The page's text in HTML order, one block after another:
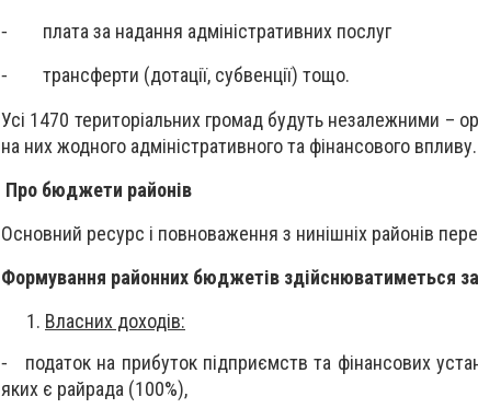
⁃ плата за надання адміністративних послуг
⁃ трансферти (дотації, субвенції) тощо.
Усі 1470 територіальних громад будуть незалежними –
на них жодного адміністративного та фінансового впливу.
Про бюджети районів
Основний ресурс і повноваження з нинішніх районів
Формування районних бюджетів здійснюватиметься
Власних доходів:
⁃ податок на прибуток підприємств та фінансових
яких є райрада (100%),